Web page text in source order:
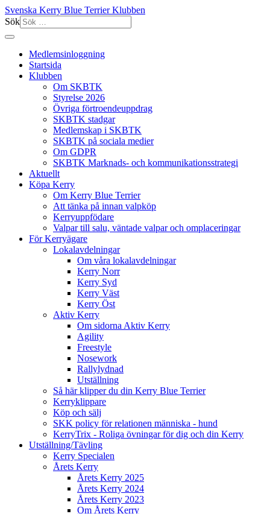
Svenska Kerry Blue Terrier Klubben
Sök
Medlemsinloggning
Startsida
Klubben
Om SKBTK
Styrelse 2026
Övriga förtroendeuppdrag
SKBTK stadgar
Medlemskap i SKBTK
SKBTK på sociala medier
Om GDPR
SKBTK Marknads- och kommunikationsstrategi
Aktuellt
Köpa Kerry
Om Kerry Blue Terrier
Att tänka på innan valpköp
Kerryuppfödare
Valpar till salu, väntade valpar och omplaceringar
För Kerryägare
Lokalavdelningar
Om våra lokalavdelningar
Kerry Norr
Kerry Syd
Kerry Väst
Kerry Öst
Aktiv Kerry
Om sidorna Aktiv Kerry
Agility
Freestyle
Nosework
Rallylydnad
Utställning
Så här klipper du din Kerry Blue Terrier
Kerryklippare
Köp och sälj
SKK policy för relationen människa - hund
KerryTrix - Roliga övningar för dig och din Kerry
Utställning/Tävling
Kerry Specialen
Årets Kerry
Årets Kerry 2025
Årets Kerry 2024
Årets Kerry 2023
Om Årets Kerry